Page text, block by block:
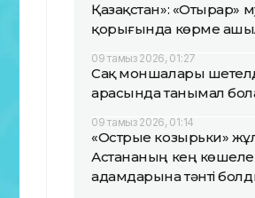
Қазақстан»: «Отырар»
қорығында көрме
09 тамыз 2026, 01:27
Сақ моншалары
арасында танымал
09 тамыз 2026, 01:14
«Острые козырьки»
Астананың кең
адамдарына тәнті